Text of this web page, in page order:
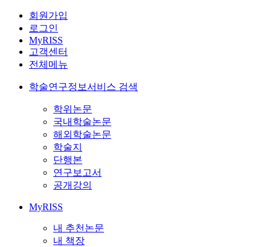
회원가입
로그인
MyRISS
고객센터
전체메뉴
학술연구정보서비스 검색
학위논문
국내학술논문
해외학술논문
학술지
단행본
연구보고서
공개강의
MyRISS
내 추천논문
내 책장